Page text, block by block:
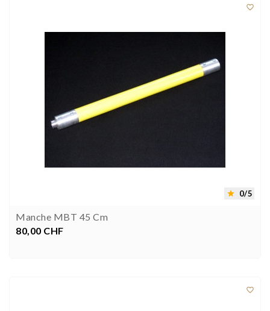

 0/5
Manche MBT 45 Cm
Prix
80,00 CHF
